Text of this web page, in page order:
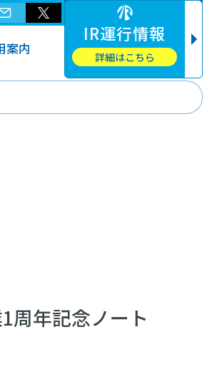
案内
IR運行情報
詳細はこちら
周年記念ノート